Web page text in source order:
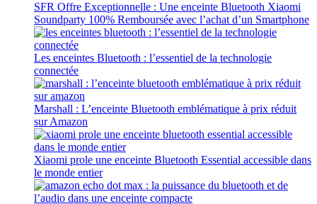
SFR Offre Exceptionnelle : Une enceinte Bluetooth Xiaomi
Soundparty 100% Remboursée avec l’achat d’un Smartphone
Les enceintes Bluetooth : l’essentiel de la technologie
connectée
Marshall : L’enceinte Bluetooth emblématique à prix réduit
sur Amazon
Xiaomi prole une enceinte Bluetooth Essential accessible dans
le monde entier